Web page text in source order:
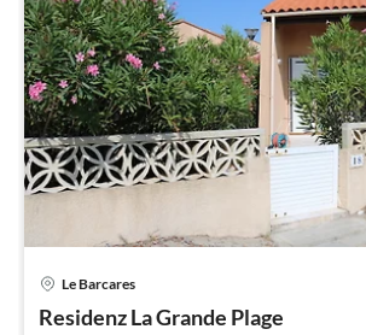
Le Barcares
Residenz La Grande Plage